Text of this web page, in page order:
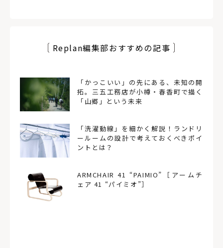
Replan編集部おすすめの記事
「かっこいい」の先にある、未知の開
拓。三五工務店が小樽・春香町で描く
「山郷」という未来
「洗濯動線」を細かく解説！ランドリ
ールームの設計で考えておくべきポイ
ントとは？
ARMCHAIR 41 “PAIMIO”［アームチ
ェア 41 “パイミオ”］